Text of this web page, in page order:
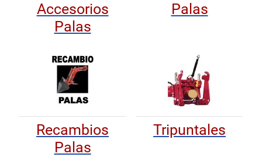
Accesorios
Palas
Palas
Recambios
Palas
Tripuntales